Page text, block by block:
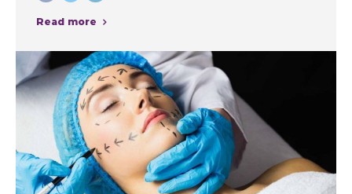
Read more